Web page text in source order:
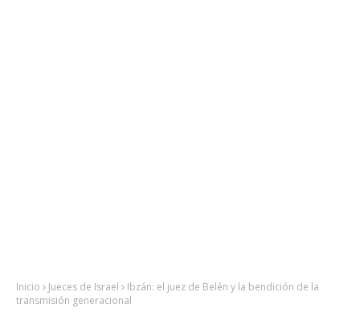
Inicio Jueces de Israel
Ibzán: el juez de Belén y la bendición de la
transmisión generacional